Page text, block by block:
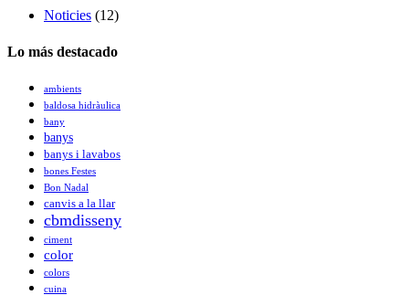
Noticies (12)
Lo más destacado
ambients
baldosa hidràulica
bany
banys
banys i lavabos
bones Festes
Bon Nadal
canvis a la llar
cbmdisseny
ciment
color
colors
cuina